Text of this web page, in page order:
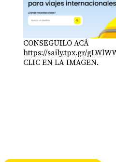
CONSEGUILO ACÁ
https://saily.tpx.gr/
CLIC EN LA IMAGEN.